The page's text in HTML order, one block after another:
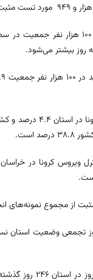
شده است.
بیشتر می‌شود.
ویروس کرونا در
انجام شده در استان ۳۰.۳
بروز تجمعی وضعیت